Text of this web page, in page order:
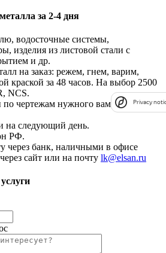
за 2-4 дня
водосточные системы,
изделия из листовой стали с
и др.
на заказ: режем, гнем, варим,
краской за 48 часов. На выбор 2500
NCS.
по чертежам нужного вам размера и
на следующий день.
РФ.
через банк, наличными в офисе
сайт или на почту lk@elsan.ru
Privacy